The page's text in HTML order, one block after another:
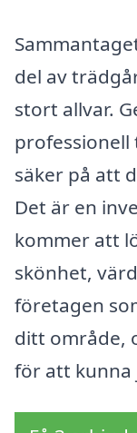
del av
stort allvar.
professionell
säker på att
Det är en
kommer att
skönhet,
företagen
ditt område,
för att kunna